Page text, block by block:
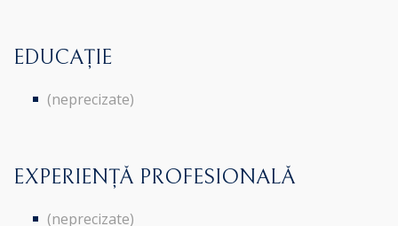
EDUCAȚIE
(neprecizate)
EXPERIENȚĂ PROFESIONALĂ
(neprecizate)